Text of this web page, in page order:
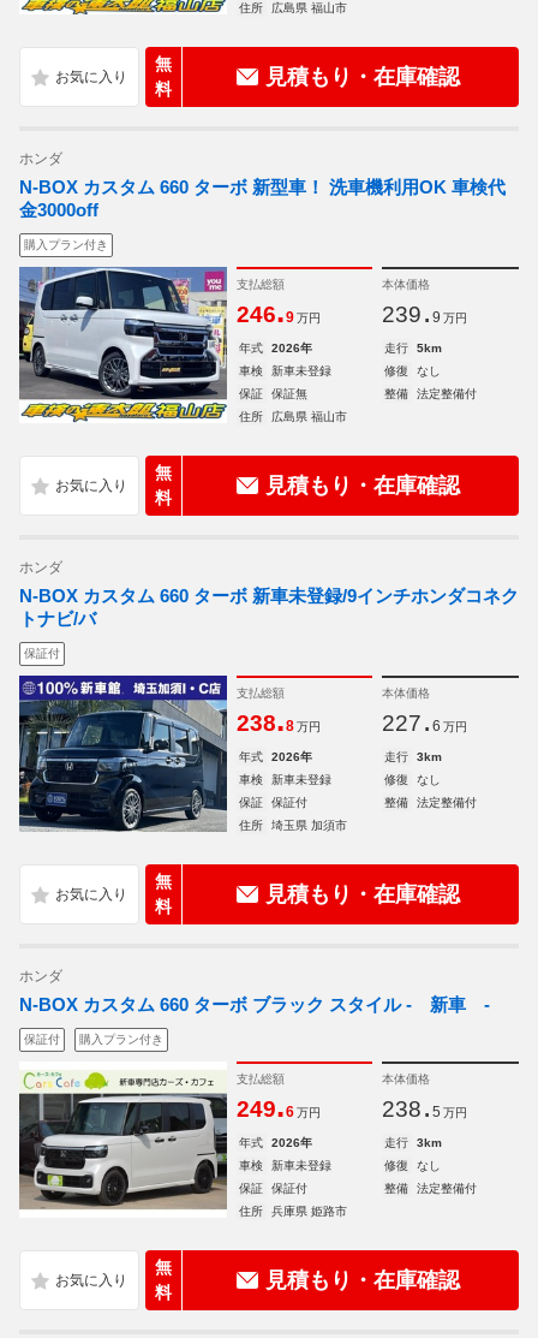
住所
広島県 福山市
無
料
見積もり・在庫確認
ホンダ
N-BOX カスタム 660 ターボ 新型車！ 洗車機利用OK 車検代
金3000off
購入プラン付き
支払総額
246.9 万円
本体価格
239. 9 万円
年式 2026年 走行
5km
車検
新車未登録 修復
なし
保証
保証無 整備
法定整備付
住所
広島県 福山市
無
料
見積もり・在庫確認
ホンダ
N-BOX カスタム 660 ターボ 新車未登録/9インチホンダコネク
トナビ/バ
保証付
支払総額
238.8 万円
本体価格
227. 6 万円
年式 2026年 走行
3km
車検
新車未登録 修復
なし
保証
保証付 整備
法定整備付
住所
埼玉県 加須市
無
料
見積もり・在庫確認
ホンダ
N-BOX カスタム 660 ターボ ブラック スタイル - 新車 -
保証付 購入プラン付き
支払総額
249.6 万円
本体価格
238. 5 万円
年式 2026年 走行
3km
車検
新車未登録 修復
なし
保証
保証付 整備
法定整備付
住所
兵庫県 姫路市
無
料
見積もり・在庫確認